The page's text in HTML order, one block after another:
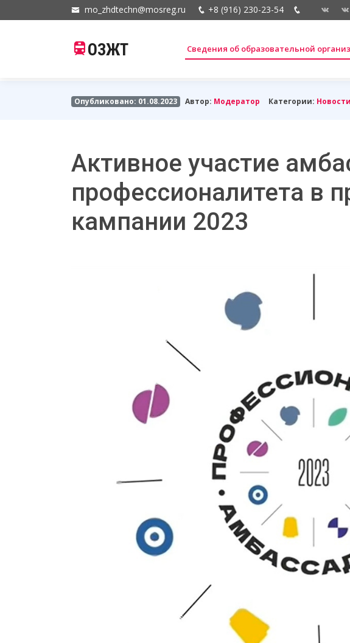
mo_zhdtechn@mosreg.ru +8 (916) 230-23-54
ОЗЖТ Сведения об образовательной
Опубликовано: 01.08.2023 Автор: Модератор Категории: Новости
Активное участие
профессионалитета в
кампании 2023